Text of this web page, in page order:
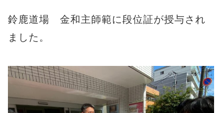
鈴鹿道場 金和主師範に段位証が授与され
ました。